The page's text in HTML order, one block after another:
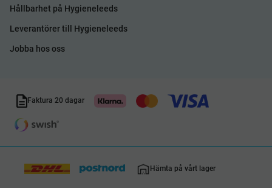
Hållbarhet på Hygieneleeds
Leverantörer till Hygieneleeds
Jobba hos oss
Faktura 20 dagar
Hämta på vårt lager